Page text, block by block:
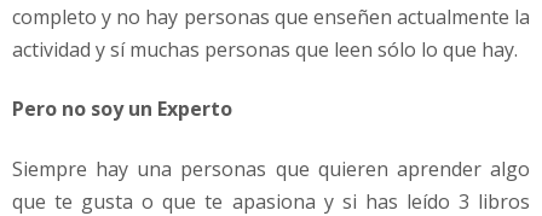
completo y no hay personas que enseñen actualmente la
actividad y sí muchas personas que leen sólo lo que hay.
Pero no soy un Experto
Siempre hay una personas que quieren aprender algo
que te gusta o que te apasiona y si has leído 3 libros